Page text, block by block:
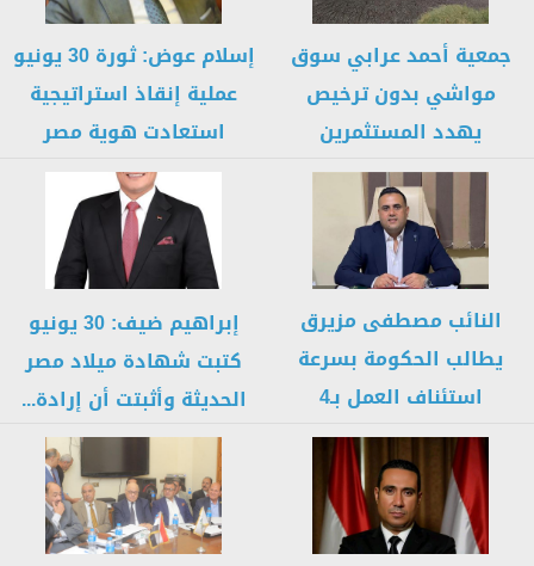
جمعية أحمد عرابي سوق
مواشي بدون ترخيص
يهدد المستثمرين
بالهروب
إسلام عوض: ثورة 30 يونيو
عملية إنقاذ استراتيجية
استعادت هوية مصر
وصاغت...
النائب مصطفى مزيرق
يطالب الحكومة بسرعة
استئناف العمل بـ4
مستشفيات متوقفة في...
إبراهيم ضيف: 30 يونيو
كتبت شهادة ميلاد مصر
الحديثة وأثبتت أن إرادة...